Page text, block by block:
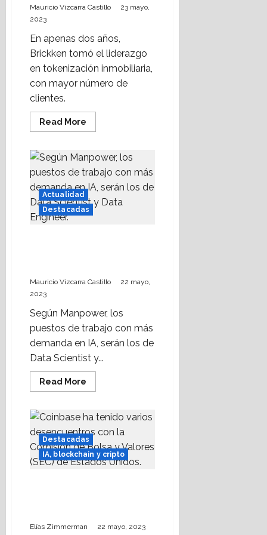
Mauricio Vizcarra Castillo
23 mayo,
2023
En apenas dos años,
Brickken tomó el liderazgo
en tokenización inmobiliaria,
con mayor número de
clientes.
Read More
more
tokenización
inmobiliaria
en
España
Actualidad
Destacadas
Mauricio Vizcarra Castillo
22 mayo,
2023
Según Manpower, los
puestos de trabajo con más
demanda en IA, serán los de
Data Scientist y...
Read More
more
IA
demandará
estos
nuevos
especialistas;
conócelos
Destacadas
IA, blockchain y cripto
Elías Zimmerman 22 mayo, 2023